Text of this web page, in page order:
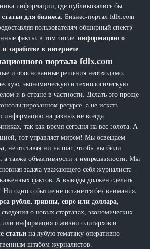
информации, где публиковались бы
статьи для бизнеса. Бизнес-портал fdlx.com
пользователям обширный спектр
факты, в том числе,информацию о
заработке в интернете.
портала fdlx.com
и обоснованные решения необходимо,
экономическую и технологическую
и в стране в частности. Делать это проще
ресурсе, а не искать
информацию на разных не всегда
так как время сегодня на вес золота. А
тот управляет миром! Мы освещаем
, не отставая ни на шаг, чтобы вы были
а также объективности и непредвзятости. Мы
задача уважающего себя журналиста -
фактов. А выводы должен сделать
одно событие не останется без внимания,
рубля, гривны, евро или доллара,
сведения о новых стартапах, экономических
или информация о жизни олигархов и
статьи на лубую тематику оперативно
штабом журналистов.